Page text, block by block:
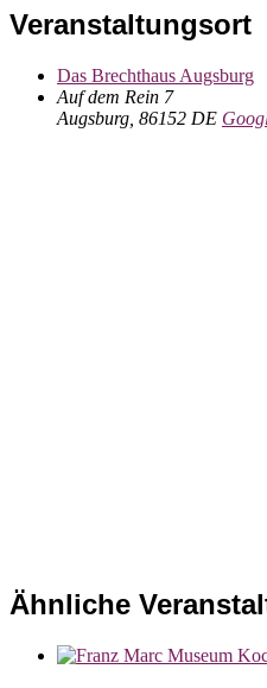
Veranstaltungsort
Das Brechthaus Augsburg
Auf dem Rein 7
Augsburg 86152 DE
Ähnliche